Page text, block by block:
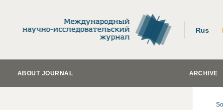
Rus
ABOUT JOURNAL ARCHIVE